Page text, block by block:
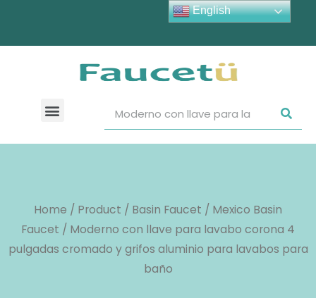
Home / Product / Basin Faucet / Mexico Basin
Faucet / Moderno con llave para lavabo corona 4
pulgadas cromado y grifos aluminio para lavabos para
baño
English